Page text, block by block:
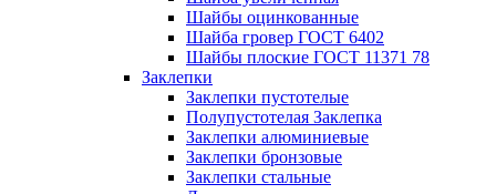
Шайбы оцинкованные
Шайба гровер ГОСТ 6402
Шайбы плоские ГОСТ 11371 78
Заклепки
Заклепки пустотелые
Полупустотелая Заклепка
Заклепки алюминиевые
Заклепки бронзовые
Заклепки стальные